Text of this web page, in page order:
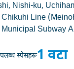
Nishi-ku,
Line
Subway
स्पेसहरू1 वटा